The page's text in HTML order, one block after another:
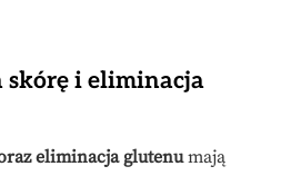
skórę i eliminacja
eliminacja glutenumają